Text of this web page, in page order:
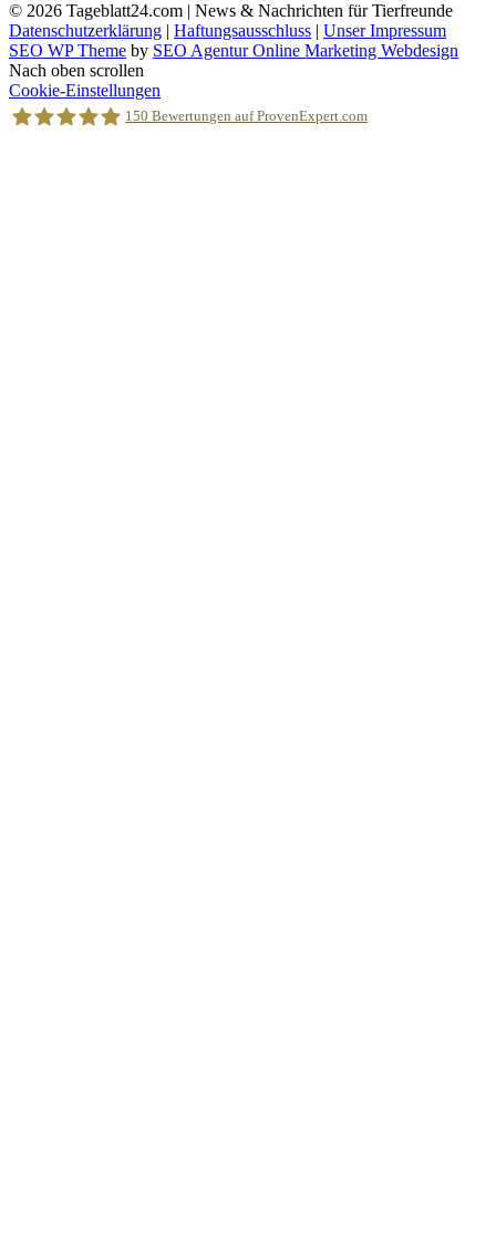
© 2026 Tageblatt24.com | News & Nachrichten für Tierfreunde
Datenschutzerklärung | Haftungsausschluss | Unser Impressum
SEO WP Theme by SEO Agentur Online Marketing Webdesign
Nach oben scrollen
Cookie-Einstellungen
150 Bewertungen auf ProvenExpert.com